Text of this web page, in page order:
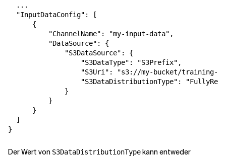
  ...
  "InputDataConfig": [
      {
          "ChannelName": "my-input-data",
          "DataSource": {
              "S3DataSource": {
                  "S3DataType": "S3Prefix",
"S3Uri": "s3://my-bucket/training-
"S3DataDistributionType":
              }
          }
      }
  ]
}
Der Wert von S3DataDistributionTypekann entweder